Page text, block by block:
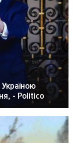
- Politico